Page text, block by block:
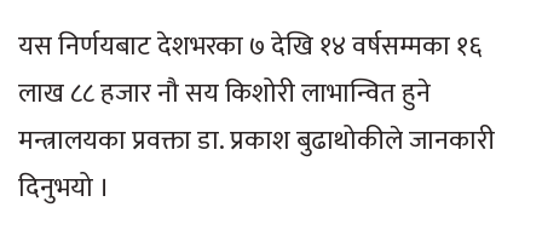
यस निर्णयबाट देशभरका ७ देखि १४ वर्षसम्मका १६
लाख ८८ हजार नौ सय किशोरी लाभान्वित हुने
मन्त्रालयका प्रवक्ता डा. प्रकाश बुढाथोकीले जानकारी
दिनुभयो ।